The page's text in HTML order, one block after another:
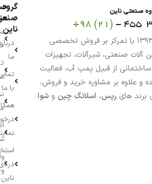
آی ناین از سال ۱۳۹۳ با تمرکز بر فروش تخصصی
آلات صنعتی، شیرآلات، تجهیزات
از قبیل پمپ آب، فعالیت
و علاوه بر مشاوره خرید و فروش،
برند های رپس، اسلانگ چین و شوا
گروه
ناین
ما
با ما
در
ناین